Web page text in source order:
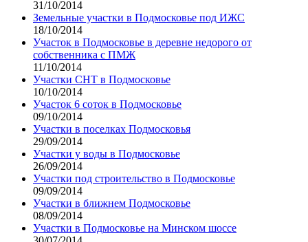
31/10/2014
Земельные участки в Подмосковье под ИЖС
18/10/2014
Участок в Подмосковье в деревне недорого от
собственника с ПМЖ
11/10/2014
Участки СНТ в Подмосковье
10/10/2014
Участок 6 соток в Подмосковье
09/10/2014
Участки в поселках Подмосковья
29/09/2014
Участки у воды в Подмосковье
26/09/2014
Участки под строительство в Подмосковье
09/09/2014
Участки в ближнем Подмосковье
08/09/2014
Участки в Подмосковье на Минском шоссе